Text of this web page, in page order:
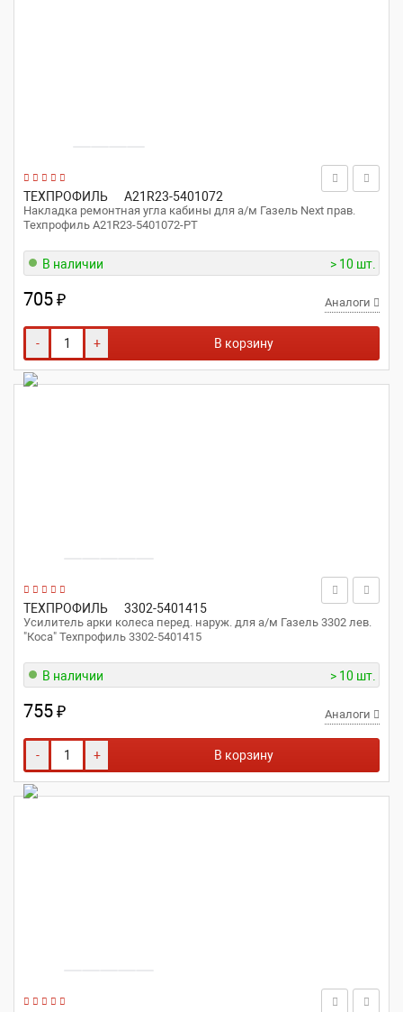
ТЕХПРОФИЛЬ A21R23-5401072
Накладка ремонтная угла кабины для а/м Газель Next прав.
Техпрофиль A21R23-5401072-РТ
В наличии > 10 шт.
705₽ Аналоги
- + В корзину
ТЕХПРОФИЛЬ 3302-5401415
Усилитель арки колеса перед. наруж. для а/м Газель 3302 лев.
"Коса" Техпрофиль 3302-5401415
В наличии > 10 шт.
755₽ Аналоги
- + В корзину